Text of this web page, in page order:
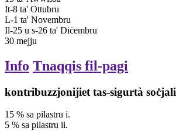
It-8 ta' Ottubru
L-1 ta' Novembru
Il-25 u s-26 ta' Diċembru
30 mejju
Info Tnaqqis fil-pagi
kontribuzzjonijiet tas-sigurtà soċjali
15 % sa pilastru i.
5 % sa pilastru ii.